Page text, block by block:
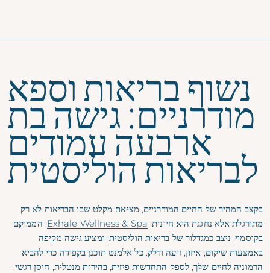
נשוף בריאות וספא
מודרניים: גישה בת
ארבעה עמודים
לבריאות הוליסטית
בקצב המהיר של החיים המודרניים, מציאת מקלט שבו הבריאות לא רק
מתורגלת אלא נחגגת היא חיונית. Exhale Wellness & Spa, הממוקם
בקוסמוי, ניצב כמגדלור של בריאות הוליסטית, ומציע גישה מקיפה
באמצעות שיקום, איזון, זיעה ודלק. כל אלמנט תוכנן בקפידה כדי להביא
הרמוניה לחיים שלך, לספק התחדשות פיזית, בהירות מנטלית, חוסן רגשי,